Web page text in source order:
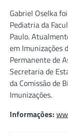
Gabriel Oselka
Pediatria da
Paulo.
em Imunizações
Permanente de
Secretaria de
da Comissão de
Imunizações.
Informações: